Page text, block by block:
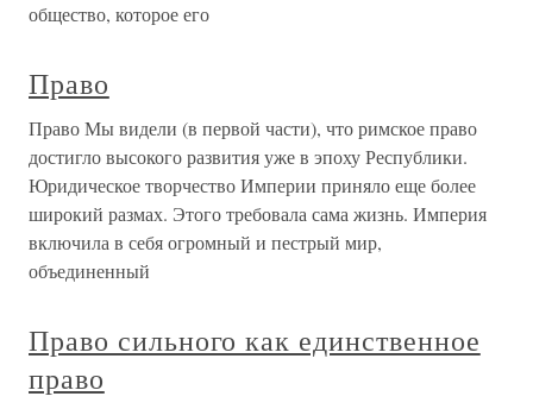
общество, которое его
Право
Право Мы видели (в первой части), что римское право
достигло высокого раз­вития уже в эпоху Республики.
Юридическое творчество Империи приня­ло еще более
широкий размах. Этого требовала сама жизнь. Империя
вклю­чила в себя огромный и пестрый мир,
объединенный
Право сильного как единственное
право